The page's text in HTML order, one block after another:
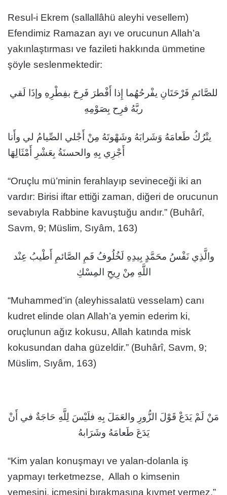
Resul-i Ekrem (sallallâhü aleyhi vesellem)
Efendimiz Ramazan ayı ve orucunun Allah’a
yakınlaştırması ve fazileti hakkında ümmetine
şöyle seslenmektedir:
للصَّائمِ فَرْحَتَانِ يفْرحُهُما إِذا أَفْطرَ فَرِحَ بفِطْرِهِ وإذَا لَقي
ربَّهُ فرِح بِصَوْمِهِ
يتْرُكُ طَعامَهُ وَشَرابَهُ وشَهْوتَهُ مِنْ أَجْلي الصِّيامُ لي وأَنا
أَجْزِي بِهِ والحسنَةُ بِعَشْرِ أَمْثَالِهَا
“Oruçlu mü’minin ferahlayıp sevineceği iki an
vardır: Birisi iftar ettiği zaman, diğeri de orucunun
sevabıyla Rabbine kavuştuğu andır.” (Buhârî,
Savm, 9; Müslim, Sıyâm, 163)
والَّذِي نَفْسُ محَمَّدٍ بِيدِهِ لَخُلُوفُ فَمِ الصَّائمِ أَطْيبُ عِنْد
اللَّهِ مِنْ رِيحِ المِسْكِ
“Muhammed’in (aleyhissalatü vesselam) canı
kudret elinde olan Allah’a yemin ederim ki,
oruçlunun ağız kokusu, Allah katında misk
kokusundan daha güzeldir.” (Buhârî, Savm, 9;
Müslim, Sıyâm, 163)
مَنْ لَمْ يَدَعْ قَوْلَ الزُّورِ والعَمَلَ بِهِ فلَيْسَ لِلَّهِ حَاجَةٌ في أَنْ
يَدَعَ طَعامَهُ وشَرَابهُ
“Kim yalan konuşmayı ve yalan-dolanla iş
yapmayı terketmezse, Allah o kimsenin
yemesini, içmesini bırakmasına kıymet vermez.”